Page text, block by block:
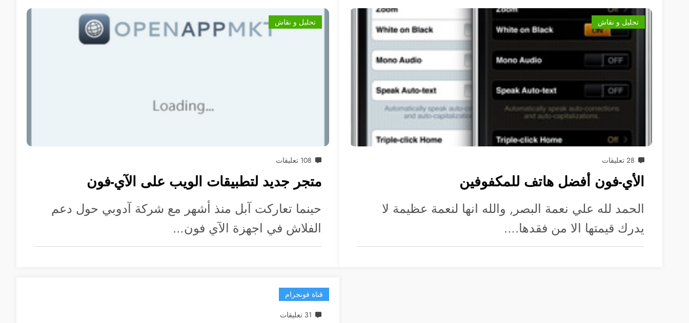
تحليل و نقاش
108 تعليقات
متجر جديد لتطبيقات الويب على الآي-فون
حينما تعاركت آبل منذ أشهر مع شركة آدوبي حول دعم
الفلاش في اجهزة الآي فون…
تحليل و نقاش
28 تعليقات
الأي-فون أفضل هاتف للمكفوفين
الحمد لله علي نعمة البصر, والله انها لنعمة عظيمة لا
يدرك قيمتها الا من فقدها.…
قناة فونجرام
31 تعليقات